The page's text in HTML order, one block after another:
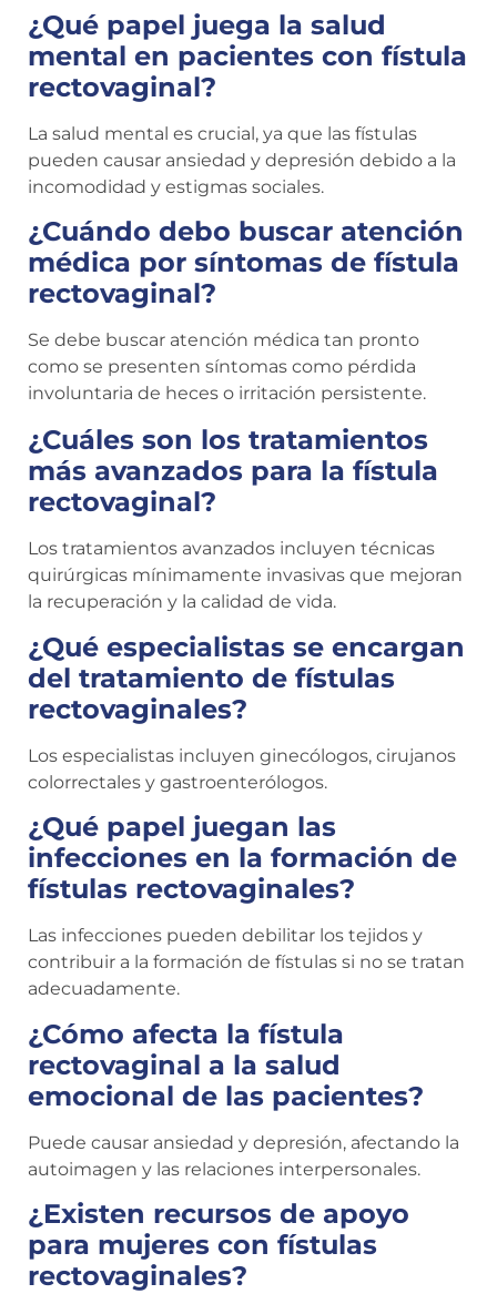
¿Qué papel juega la salud
mental en pacientes con fístula
rectovaginal?
La salud mental es crucial, ya que las fístulas
pueden causar ansiedad y depresión debido a la
incomodidad y estigmas sociales.
¿Cuándo debo buscar atención
médica por síntomas de fístula
rectovaginal?
Se debe buscar atención médica tan pronto
como se presenten síntomas como pérdida
involuntaria de heces o irritación persistente.
¿Cuáles son los tratamientos
más avanzados para la fístula
rectovaginal?
Los tratamientos avanzados incluyen técnicas
quirúrgicas mínimamente invasivas que mejoran
la recuperación y la calidad de vida.
¿Qué especialistas se encargan
del tratamiento de fístulas
rectovaginales?
Los especialistas incluyen ginecólogos, cirujanos
colorrectales y gastroenterólogos.
¿Qué papel juegan las
infecciones en la formación de
fístulas rectovaginales?
Las infecciones pueden debilitar los tejidos y
contribuir a la formación de fístulas si no se tratan
adecuadamente.
¿Cómo afecta la fístula
rectovaginal a la salud
emocional de las pacientes?
Puede causar ansiedad y depresión, afectando la
autoimagen y las relaciones interpersonales.
¿Existen recursos de apoyo
para mujeres con fístulas
rectovaginales?